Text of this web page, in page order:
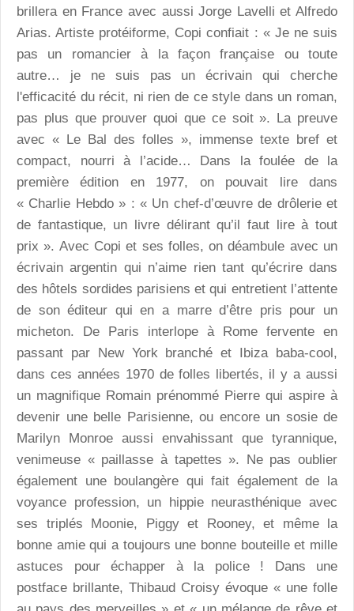
brillera en France avec aussi Jorge Lavelli et Alfredo
Arias. Artiste protéiforme, Copi confiait : « Je ne suis
pas un romancier à la façon française ou toute
autre… je ne suis pas un écrivain qui cherche
l'efficacité du récit, ni rien de ce style dans un roman,
pas plus que prouver quoi que ce soit ». La preuve
avec « Le Bal des folles », immense texte bref et
compact, nourri à l’acide… Dans la foulée de la
première édition en 1977, on pouvait lire dans
« Charlie Hebdo » : « Un chef-d’œuvre de drôlerie et
de fantastique, un livre délirant qu’il faut lire à tout
prix ». Avec Copi et ses folles, on déambule avec un
écrivain argentin qui n’aime rien tant qu’écrire dans
des hôtels sordides parisiens et qui entretient l’attente
de son éditeur qui en a marre d’être pris pour un
micheton. De Paris interlope à Rome fervente en
passant par New York branché et Ibiza baba-cool,
dans ces années 1970 de folles libertés, il y a aussi
un magnifique Romain prénommé Pierre qui aspire à
devenir une belle Parisienne, ou encore un sosie de
Marilyn Monroe aussi envahissant que tyrannique,
venimeuse « paillasse à tapettes ». Ne pas oublier
également une boulangère qui fait également de la
voyance profession, un hippie neurasthénique avec
ses triplés Moonie, Piggy et Rooney, et même la
bonne amie qui a toujours une bonne bouteille et mille
astuces pour échapper à la police ! Dans une
postface brillante, Thibaud Croisy évoque « une folle